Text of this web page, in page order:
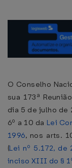
O Conselho
sua 173ª
dia 5 de julho de
6º a 10 da Lei
1996, nos arts.
(Lei nº 5.172, de
inciso XIII do §